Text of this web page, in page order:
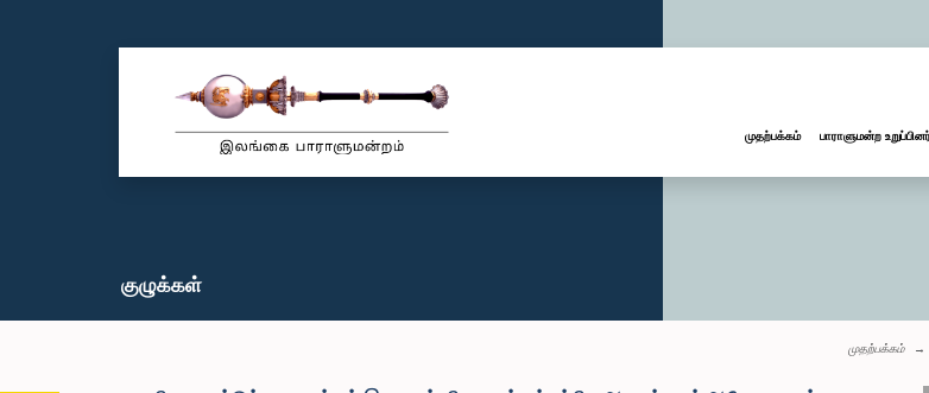
முதற்பக்கம் பாராளுமன்ற
குழுக்கள்
முதற்பக்கம்